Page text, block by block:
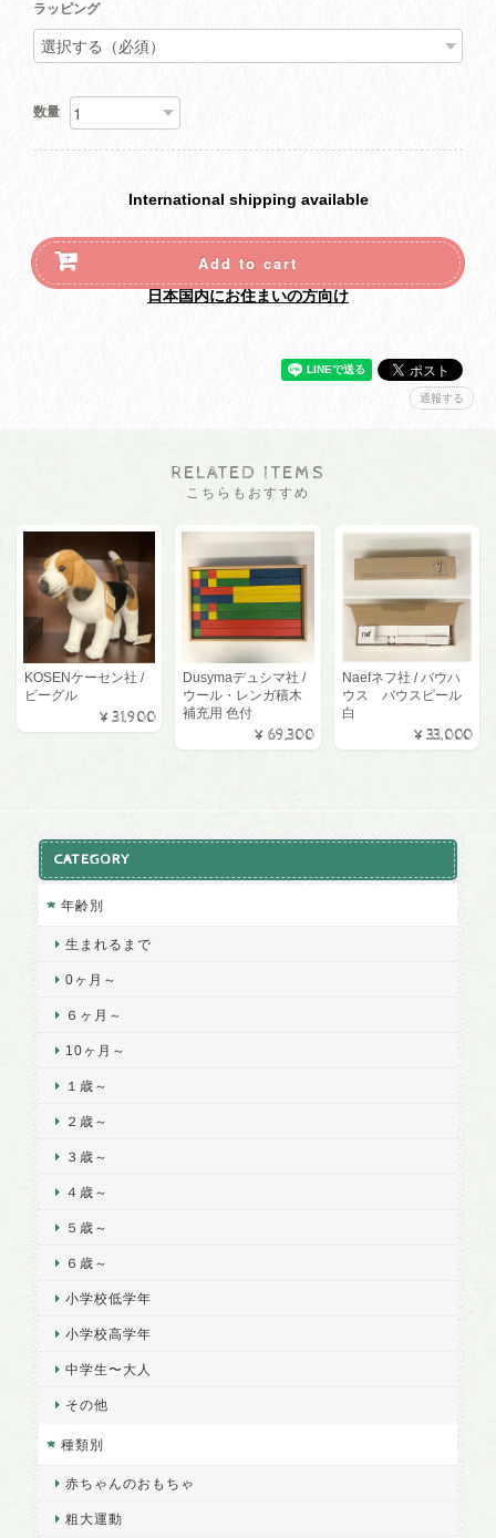
ラッピング
数量
International shipping available
Add to cart
日本国内にお住まいの方向け
通報する
RELATED ITEMS
こちらもおすすめ
KOSENケーセン社 /
ビーグル
¥31,900
Dusymaデュシマ社 /
ウール・レンガ積木
補充用 色付
¥69,300
Naefネフ社 / バウハ
ウス バウスピール
白
¥33,000
CATEGORY
年齢別
生まれるまで
0ヶ月～
６ヶ月～
10ヶ月～
１歳～
２歳～
３歳～
４歳～
５歳～
６歳～
小学校低学年
小学校高学年
中学生〜大人
その他
種類別
赤ちゃんのおもちゃ
粗大運動